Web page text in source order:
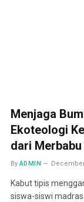
Menjaga
Ekoteologi
dari Merbabu
By ADMIN
Kabut tipis
siswa-siswi